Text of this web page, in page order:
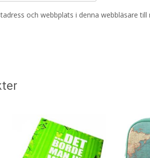
och webbplats i denna webbläsare